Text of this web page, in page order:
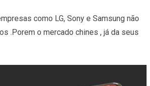
como LG, Sony e Samsung não
.Porem o mercado chines , já da seus